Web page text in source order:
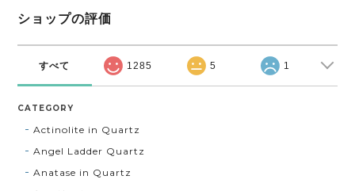
ショップの評価
すべて 1285 5 1
CATEGORY
Actinolite in Quartz
Angel Ladder Quartz
Anatase in Quartz